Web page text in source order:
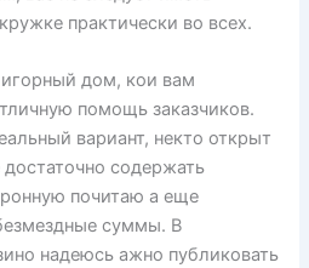
практически во всех.
дом, кои вам
помощь заказчиков.
вариант, некто открыт
содержать
почитаю а еще
суммы. В
надеюсь ажно публиковать